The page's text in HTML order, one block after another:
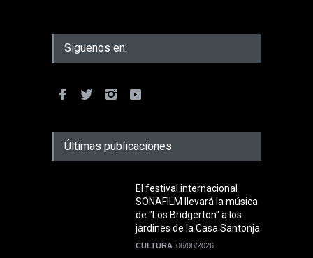
Siguenos en:
Últimas publicaciones
El festival internacional
SONAFILM llevará la música
de "Los Bridgerton" a los
jardines de la Casa Santonja
CULTURA 06/08/2026